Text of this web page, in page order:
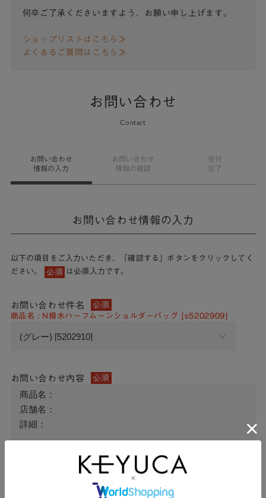
何卒ご了承くださいますよう、お願い申し上げます。
ショップリストはこちら≫
よくあるご質問はこちら≫
お問い合わせ
Contact
お問い合わせ
情報の入力
お問い合わせ
情報の確認
受付
完了
お問い合わせ情報の入力
以下の項目をご入力いただき、「確認する」ボタンをクリックしてく
ださい。
必須 は必須入力です。
お問い合わせ件名 必須
商品名 : N撥水ハーフムーンショルダーバッグ [s5202909]
お問い合わせ内容 必須